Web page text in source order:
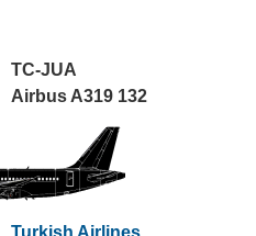
TC-JUA
Airbus A319 132
Turkish Airlines